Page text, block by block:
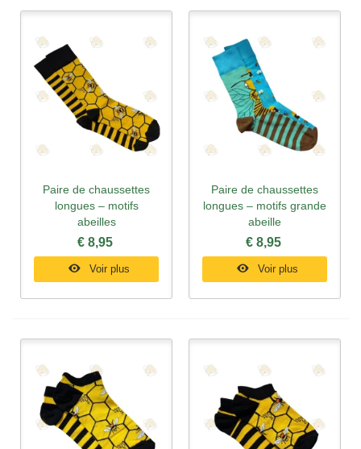
Paire de chaussettes
longues – motifs
abeilles
€ 8,95
Voir plus
Paire de chaussettes
longues – motifs grande
abeille
€ 8,95
Voir plus